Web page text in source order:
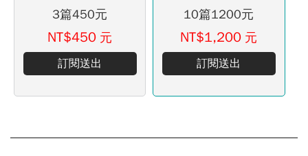
3篇450元
NT$450 元
訂閱送出
10篇1200元
NT$1,200 元
訂閱送出